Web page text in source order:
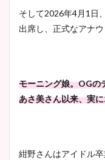
そして2026年4月1日
出席し、正式なアナ
モーニング娘。OGの
あさ美さん以来、実
紺野さんはアイドル